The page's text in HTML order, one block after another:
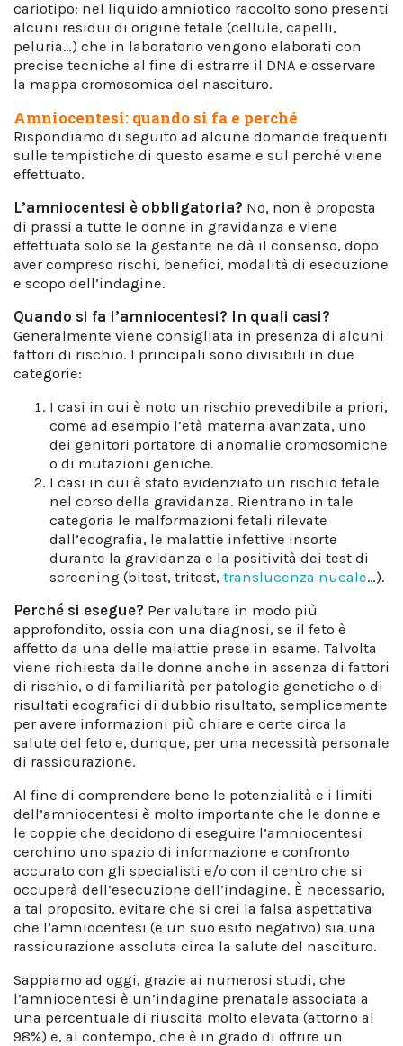
cariotipo: nel liquido amniotico raccolto sono presenti
alcuni residui di origine fetale (cellule, capelli,
peluria…) che in laboratorio vengono elaborati con
precise tecniche al fine di estrarre il DNA e osservare
la mappa cromosomica del nascituro.
Amniocentesi: quando si fa e perché
Rispondiamo di seguito ad alcune domande frequenti
sulle tempistiche di questo esame e sul perché viene
effettuato.
L’amniocentesi è obbligatoria? No, non è proposta
di prassi a tutte le donne in gravidanza e viene
effettuata solo se la gestante ne dà il consenso, dopo
aver compreso rischi, benefici, modalità di esecuzione
e scopo dell’indagine.
Quando si fa l’amniocentesi? In quali casi?
Generalmente viene consigliata in presenza di alcuni
fattori di rischio. I principali sono divisibili in due
categorie:
I casi in cui è noto un rischio prevedibile a priori,
come ad esempio l’età materna avanzata, uno
dei genitori portatore di anomalie cromosomiche
o di mutazioni geniche.
I casi in cui è stato evidenziato un rischio fetale
nel corso della gravidanza. Rientrano in tale
categoria le malformazioni fetali rilevate
dall’ecografia, le malattie infettive insorte
durante la gravidanza e la positività dei test di
screening (bitest, tritest, translucenza nucale…).
Perché si esegue? Per valutare in modo più
approfondito, ossia con una diagnosi, se il feto è
affetto da una delle malattie prese in esame. Talvolta
viene richiesta dalle donne anche in assenza di fattori
di rischio, o di familiarità per patologie genetiche o di
risultati ecografici di dubbio risultato, semplicemente
per avere informazioni più chiare e certe circa la
salute del feto e, dunque, per una necessità personale
di rassicurazione.
Al fine di comprendere bene le potenzialità e i limiti
dell’amniocentesi è molto importante che le donne e
le coppie che decidono di eseguire l’amniocentesi
cerchino uno spazio di informazione e confronto
accurato con gli specialisti e/o con il centro che si
occuperà dell’esecuzione dell’indagine. È necessario,
a tal proposito, evitare che si crei la falsa aspettativa
che l’amniocentesi (e un suo esito negativo) sia una
rassicurazione assoluta circa la salute del nascituro.
Sappiamo ad oggi, grazie ai numerosi studi, che
l’amniocentesi è un’indagine prenatale associata a
una percentuale di riuscita molto elevata (attorno al
98%) e, al contempo, che è in grado di offrire un